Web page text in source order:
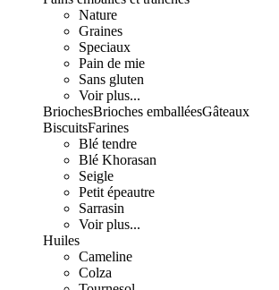
Nature
Graines
Speciaux
Pain de mie
Sans gluten
Voir plus...
BriochesBrioches emballéesGâteaux
BiscuitsFarines
Blé tendre
Blé Khorasan
Seigle
Petit épeautre
Sarrasin
Voir plus...
Huiles
Cameline
Colza